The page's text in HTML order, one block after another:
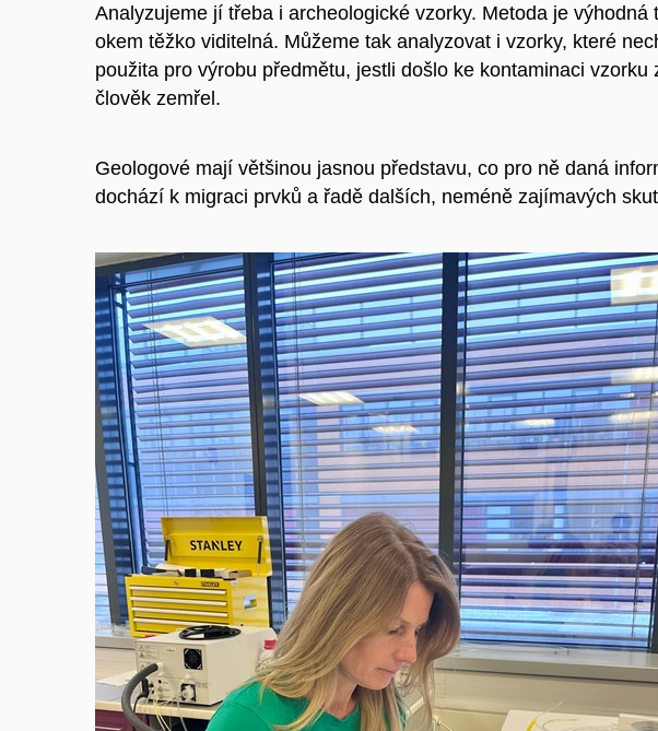
Analyzujeme jí třeba i archeologické vzorky. Metoda je
okem těžko viditelná. Můžeme tak analyzovat i vzorky, které
použita pro výrobu předmětu, jestli došlo ke kontaminaci
člověk zemřel.
Geologové mají většinou jasnou představu, co pro ně daná
dochází k migraci prvků a řadě dalších, neméně zajímavých